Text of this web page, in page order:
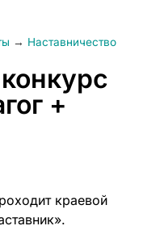
→ Наставничество
+
краевой